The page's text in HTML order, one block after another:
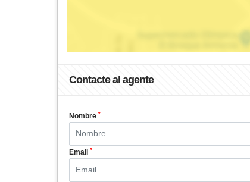
Contacte al agente
Nombre *
Email *